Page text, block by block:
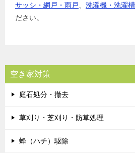
サッシ・網戸・雨戸
洗濯機・洗濯槽
ださい。
空き家対策
庭石処分・撤去
草刈り・芝刈り・防草処理
蜂（ハチ）駆除